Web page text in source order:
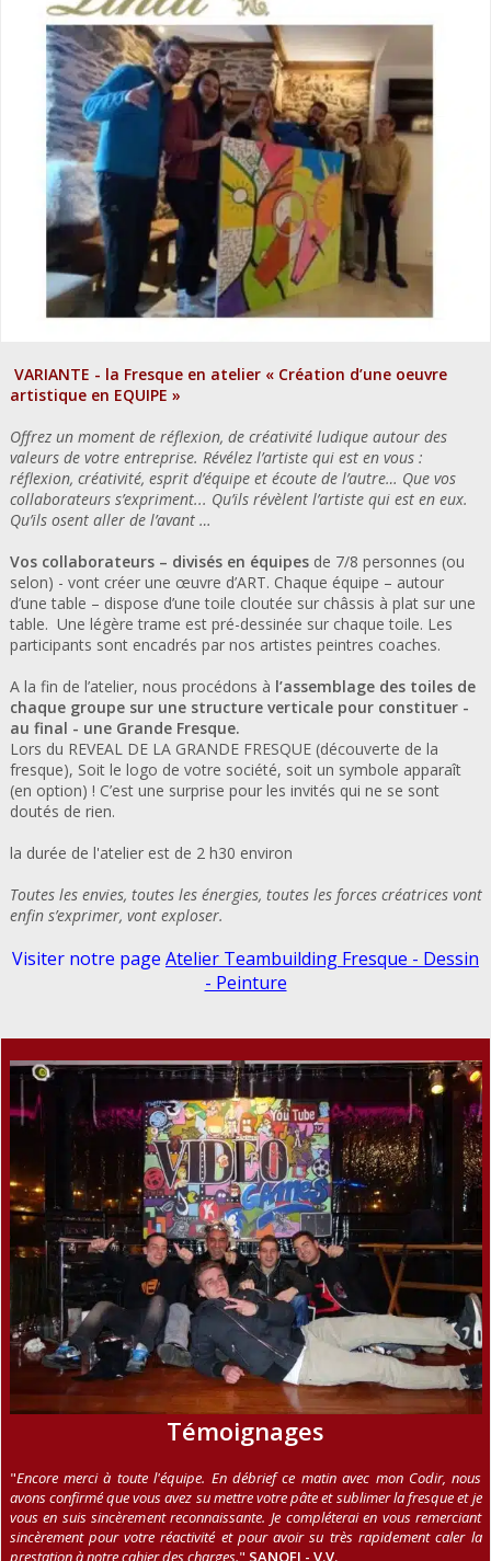
VARIANTE - la Fresque en atelier « Création d’une oeuvre
artistique en EQUIPE »
Offrez un moment de réflexion, de créativité ludique autour des
valeurs de votre entreprise. Révélez l’artiste qui est en vous :
réflexion, créativité, esprit d’équipe et écoute de l’autre… Que vos
collaborateurs s’expriment... Qu’ils révèlent l’artiste qui est en eux.
Qu’ils osent aller de l’avant …
Vos collaborateurs – divisés en équipesde 7/8 personnes (ou
selon) - vont créer une œuvre d’ART. Chaque équipe – autour
d’une table – dispose d’une toile cloutée sur châssis à plat sur une
table. Une légère trame est pré-dessinée sur chaque toile. Les
participants sont encadrés par nos artistes peintres coaches.
A la fin de l’atelier, nous procédons à l’assemblage des toiles de
chaque groupe sur une structure verticale pour constituer -
au final - une Grande Fresque.
Lors du REVEAL DE LA GRANDE FRESQUE (découverte de la
fresque), Soit le logo de votre société, soit un symbole apparaît
(en option) ! C’est une surprise pour les invités qui ne se sont
doutés de rien.
la durée de l'atelier est de 2 h30 environ
Toutes les envies, toutes les énergies, toutes les forces créatrices vont
enfin s’exprimer, vont exploser.
Visiter notre page Atelier Teambuilding Fresque - Dessin
- Peinture
Témoignages
"Encore merci à toute l'équipe. En débrief ce matin avec mon Codir, nous
avons confirmé que vous avez su mettre votre pâte et sublimer la fresque et je
vous en suis sincèrement reconnaissante. Je compléterai en vous remerciant
sincèrement pour votre réactivité et pour avoir su très rapidement caler la
prestation à notre cahier des charges." SANOFI - V.V.